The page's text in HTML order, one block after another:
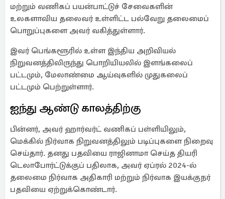
மற்றும் வணிகப் பயன்பாட்டுச் சேவைகளின்
உலகளாவிய தலைவர் உள்ளிட்ட பல்வேறு தலைமைப்
பொறுப்புகளை அவர் வகித்துள்ளார்.
இவர் பெங்களூரில் உள்ள இந்திய அறிவியல்
நிறுவனத்திலிருந்து பொறியியலில் இளங்கலைப்
பட்டமும், மேலாண்மை ஆய்வுகளில் முதுகலைப்
பட்டமும் பெற்றுள்ளார்.
ஐந்து ஆண்டு காலத்திற்கு
பின்னர், அவர் ஹார்வர்ட் வணிகப் பள்ளியிலும்,
மெக்கில் நிர்வாக நிறுவனத்திலும் படிப்புகளை நிறைவு
செய்தார். தனது பதவியை ராஜினாமா செய்த தியரி
டெலாபோர்ட்டுக்குப் பதிலாக, அவர் ஏப்ரல் 2024-ல்
தலைமை நிர்வாக அதிகாரி மற்றும் நிர்வாக இயக்குநர்
பதவியை ஏற்றுக்கொண்டார்.